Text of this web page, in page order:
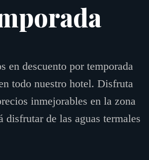
en descuento por temporada
todo nuestro hotel. Disfruta
inmejorables en la zona
disfrutar de las aguas termales